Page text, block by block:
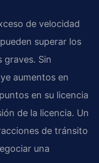
de velocidad
superar los
graves. Sin
aumentos en
en su licencia
de la licencia. Un
de tránsito
una